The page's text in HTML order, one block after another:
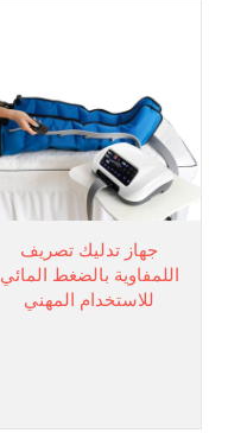
جهاز تدليك تصريف
اللمفاوية بالضغط المائي
للاستخدام المهني